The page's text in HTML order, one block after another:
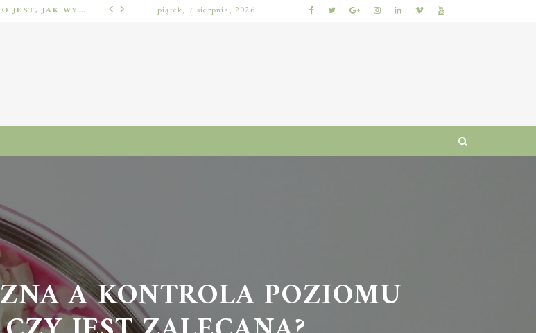
IMPLANTOLOGIA STOMATOLOGICZNA: CO TO JEST, JAK WYGLĄDA PROCES IMPLANTACJI I GOJENIA ORAZ DLA KOGO MA ZASTOSOWANIE ODŻYWIENIA I DIETA
piątek, 7 sierpnia, 2026
A KONTROLA POZIOMU
JEST ZALECANA?